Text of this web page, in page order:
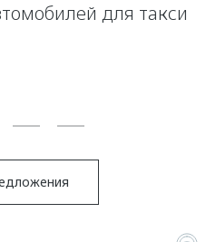
для такси